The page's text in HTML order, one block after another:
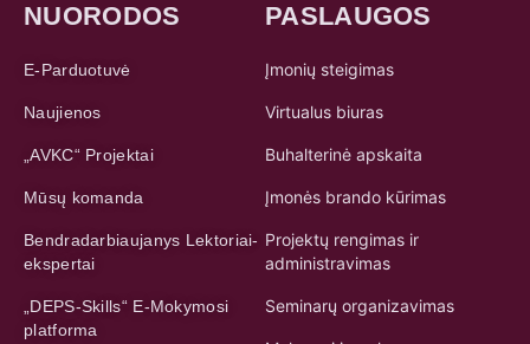
NUORODOS
E-Parduotuvė
Naujienos
„AVKC“ Projektai
Mūsų komanda
Bendradarbiaujanys Lektoriai-
ekspertai
„DEPS-Skills“ E-Mokymosi
platforma
PASLAUGOS
Įmonių steigimas
Virtualus biuras
Buhalterinė apskaita
Įmonės brando kūrimas
Projektų rengimas ir
administravimas
Seminarų organizavimas